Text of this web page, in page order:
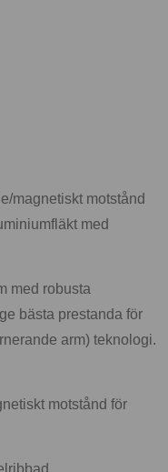
magnetiskt motstånd
med
med robusta
bästa prestanda för
arm) teknologi.
motstånd för